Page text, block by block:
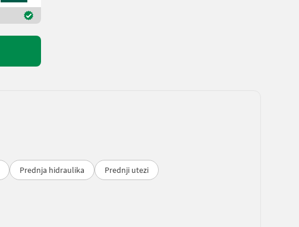
Prednja hidraulika Prednji utezi